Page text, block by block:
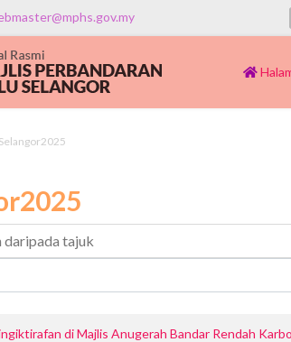
di Majlis Anugerah Bandar Rendah